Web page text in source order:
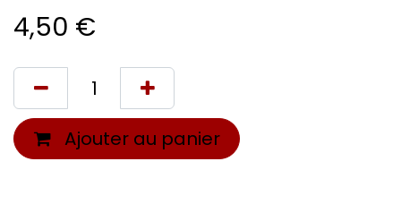
4,50 €
Ajouter au panier